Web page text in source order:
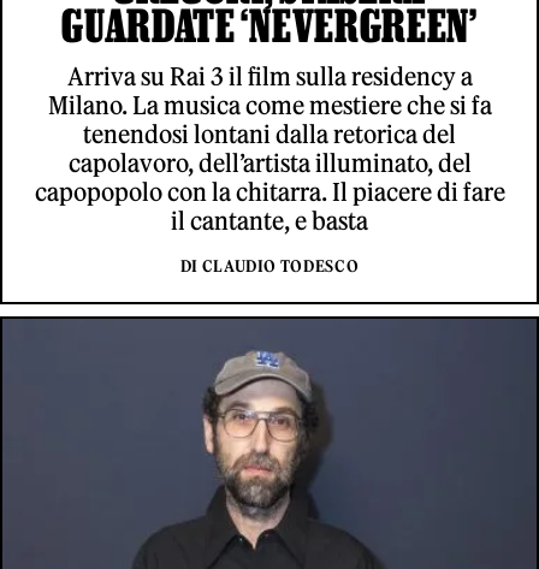
GUARDATE ‘NEVERGREEN’
Arriva su Rai 3 il film sulla residency a
Milano. La musica come mestiere che si fa
tenendosi lontani dalla retorica del
capolavoro, dell’artista illuminato, del
capopopolo con la chitarra. Il piacere di fare
il cantante, e basta
DI CLAUDIO TODESCO